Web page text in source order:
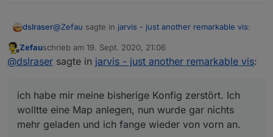
dslraser@Zefau sagte in jarvis - just another remarkable vis:
Welchen Browser nutzt du auf dem Mac und
Andere Browser habe ich nicht probiert.
ich habe mir meine bisherige Konfig zerstört. Ich
wolltte eine Map anlegen, nun wurde gar nichts mehr
geladen und ich fange wieder von vorn an.
Offline
Zefauschrieb am 19. Sept. 2020, 21:06
zuletzt editiert von
@dslraser sagte in jarvis - just another remarkable vis:
ich habe mir meine bisherige Konfig zerstört. Ich
wolltte eine Map anlegen, nun wurde gar nichts
mehr geladen und ich fange wieder von vorn an.